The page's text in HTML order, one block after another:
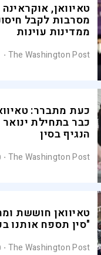
טאיוואן, אוקראינה
מסרבות לקבל
ממדינות עוינות
The Washington Post
כעת מתברר:
כבר בתחילת ינואר
הנגיף בסין
The Washington Post
טאיוואן חוששת
"סין תספח אותנו
The Washington Post